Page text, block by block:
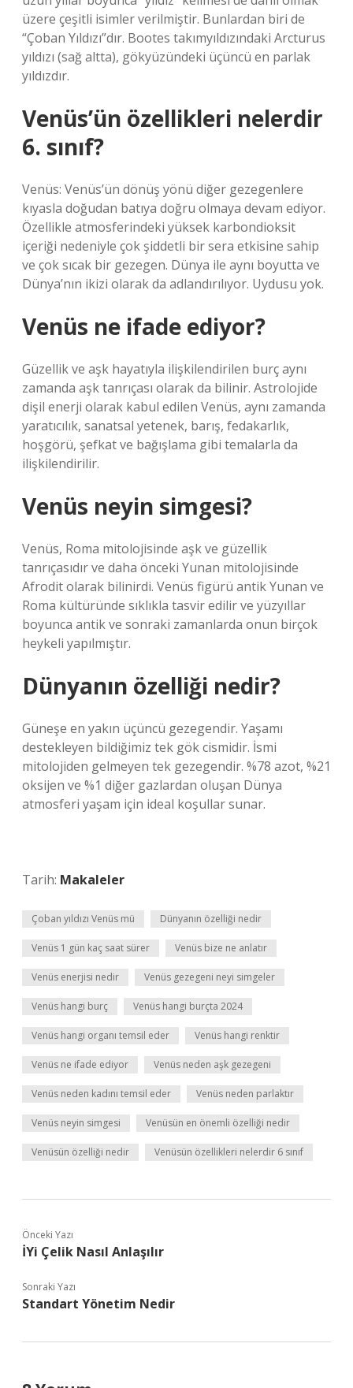
üzere çeşitli isimler verilmiştir. Bunlardan biri de
“Çoban Yıldızı”dır. Bootes takımyıldızındaki Arcturus
yıldızı (sağ altta), gökyüzündeki üçüncü en parlak
yıldızdır.
Venüs’ün özellikleri nelerdir
6. sınıf?
Venüs: Venüs’ün dönüş yönü diğer gezegenlere
kıyasla doğudan batıya doğru olmaya devam ediyor.
Özellikle atmosferindeki yüksek karbondioksit
içeriği nedeniyle çok şiddetli bir sera etkisine sahip
ve çok sıcak bir gezegen. Dünya ile aynı boyutta ve
Dünya’nın ikizi olarak da adlandırılıyor. Uydusu yok.
Venüs ne ifade ediyor?
Güzellik ve aşk hayatıyla ilişkilendirilen burç aynı
zamanda aşk tanrıçası olarak da bilinir. Astrolojide
dişil enerji olarak kabul edilen Venüs, aynı zamanda
yaratıcılık, sanatsal yetenek, barış, fedakarlık,
hoşgörü, şefkat ve bağışlama gibi temalarla da
ilişkilendirilir.
Venüs neyin simgesi?
Venüs, Roma mitolojisinde aşk ve güzellik
tanrıçasıdır ve daha önceki Yunan mitolojisinde
Afrodit olarak bilinirdi. Venüs figürü antik Yunan ve
Roma kültüründe sıklıkla tasvir edilir ve yüzyıllar
boyunca antik ve sonraki zamanlarda onun birçok
heykeli yapılmıştır.
Dünyanın özelliği nedir?
Güneşe en yakın üçüncü gezegendir. Yaşamı
destekleyen bildiğimiz tek gök cismidir. İsmi
mitolojiden gelmeyen tek gezegendir. %78 azot, %21
oksijen ve %1 diğer gazlardan oluşan Dünya
atmosferi yaşam için ideal koşullar sunar.
Tarih: Makaleler
Çoban yıldızı Venüs mü Dünyanın özelliği nedir
Venüs 1 gün kaç saat sürer Venüs bize ne anlatır
Venüs enerjisi nedir Venüs gezegeni neyi simgeler
Venüs hangi burç Venüs hangi burçta 2024
Venüs hangi organı temsil eder Venüs hangi renktir
Venüs ne ifade ediyor Venüs neden aşk gezegeni
Venüs neden kadını temsil eder Venüs neden parlaktır
Venüs neyin simgesi Venüsün en önemli özelliği nedir
Venüsün özelliği nedir Venüsün özellikleri nelerdir 6 sınıf
Önceki Yazı
İYi Çelik Nasıl Anlaşılır
Sonraki Yazı
Standart Yönetim Nedir